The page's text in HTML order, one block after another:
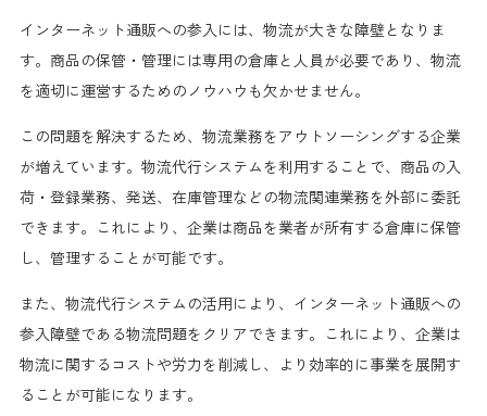
インターネット通販への参入には、物流が大きな障壁となりま
す。商品の保管・管理には専用の倉庫と人員が必要であり、物流
を適切に運営するためのノウハウも欠かせません。
この問題を解決するため、物流業務をアウトソーシングする企業
が増えています。物流代行システムを利用することで、商品の入
荷・登録業務、発送、在庫管理などの物流関連業務を外部に委託
できます。これにより、企業は商品を業者が所有する倉庫に保管
し、管理することが可能です。
また、物流代行システムの活用により、インターネット通販への
参入障壁である物流問題をクリアできます。これにより、企業は
物流に関するコストや労力を削減し、より効率的に事業を展開す
ることが可能になります。